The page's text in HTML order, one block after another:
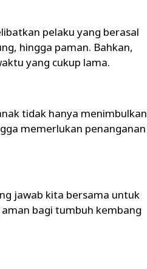
pelaku yang berasal
hingga paman. Bahkan,
yang cukup lama.
tidak hanya menimbulkan
memerlukan penanganan
jawab kita bersama untuk
bagi tumbuh kembang